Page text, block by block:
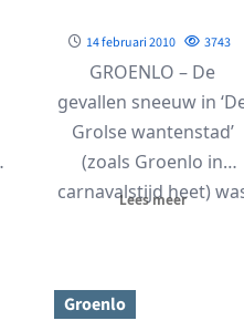
14 februari 2010 3743
GROENLO – De
gevallen sneeuw in
Grolse wantenstad’
(zoals Groenlo in
carnavalstijd heet)
Lees meer
Groenlo